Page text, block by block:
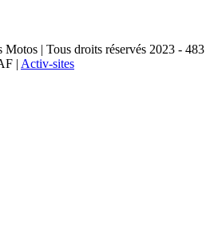
| Tous droits réservés 2023 - 483
| Activ-sites